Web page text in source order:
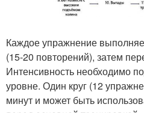
Каждое упражнение
(15-20 повторений), затем
Интенсивность необходимо
уровне. Один круг (12
минут и может быть